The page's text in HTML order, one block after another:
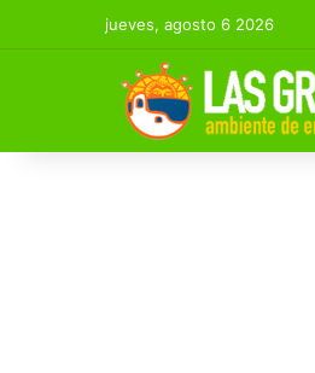
jueves, agosto 6 2026